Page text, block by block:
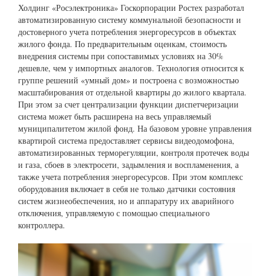
Холдинг «Росэлектроника» Госкорпорации Ростех разработал
автоматизированную систему коммунальной безопасности и
достоверного учета потребления энергоресурсов в объектах
жилого фонда. По предварительным оценкам, стоимость
внедрения системы при сопоставимых условиях на 30%
дешевле, чем у импортных аналогов. Технология относится к
группе решений «умный дом» и построена с возможностью
масштабирования от отдельной квартиры до жилого квартала.
При этом за счет централизации функции диспетчеризации
система может быть расширена на весь управляемый
муниципалитетом жилой фонд. На базовом уровне управления
квартирой система предоставляет сервисы видеодомофона,
автоматизированных терморегуляции, контроля протечек воды
и газа, сбоев в электросети, задымления и воспламенения, а
также учета потребления энергоресурсов. При этом комплекс
оборудования включает в себя не только датчики состояния
систем жизнеобеспечения, но и аппаратуру их аварийного
отключения, управляемую с помощью специального
контроллера.